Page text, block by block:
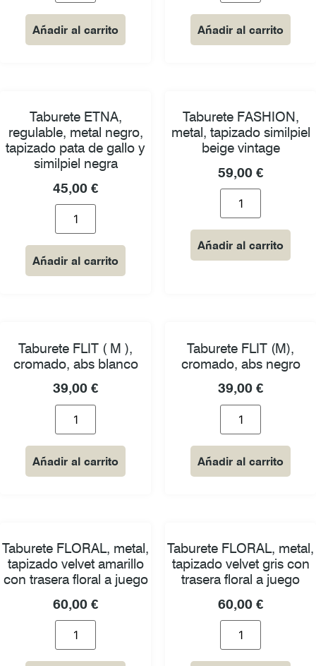
Añadir al carrito Añadir al carrito
Taburete ETNA,
regulable, metal negro,
tapizado pata de gallo y
similpiel negra
45,00 €
Añadir al carrito
Taburete FASHION,
metal, tapizado similpiel
beige vintage
59,00 €
Añadir al carrito
Taburete FLIT ( M ),
cromado, abs blanco
39,00 €
Añadir al carrito
Taburete FLIT (M),
cromado, abs negro
39,00 €
Añadir al carrito
Taburete FLORAL, metal,
tapizado velvet amarillo
con trasera floral a juego
60,00 €
Taburete FLORAL, metal,
tapizado velvet gris con
trasera floral a juego
60,00 €